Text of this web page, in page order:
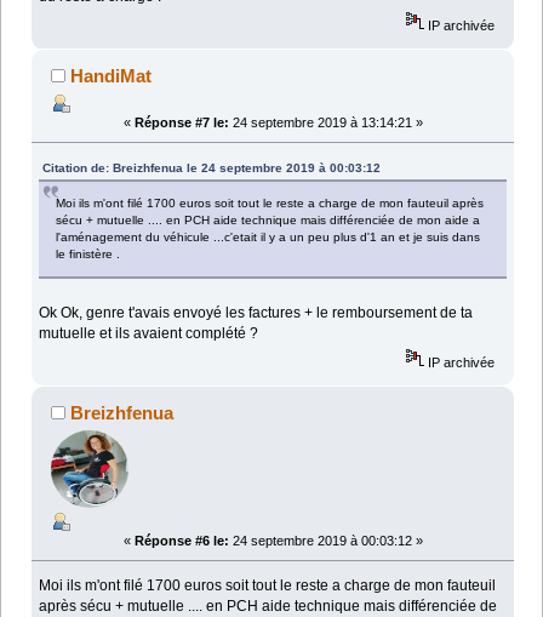
IP archivée
HandiMat
« Réponse #7 le: 24 septembre 2019 à 13:14:21 »
Citation de: Breizhfenua le 24 septembre 2019 à 00:03:12
Moi ils m'ont filé 1700 euros soit tout le reste a charge de mon fauteuil après
sécu + mutuelle .... en PCH aide technique mais différenciée de mon aide a
l'aménagement du véhicule ...c'etait il y a un peu plus d'1 an et je suis dans
le finistère .
Ok Ok, genre t'avais envoyé les factures + le remboursement de ta
mutuelle et ils avaient complété ?
IP archivée
Breizhfenua
« Réponse #6 le: 24 septembre 2019 à 00:03:12 »
Moi ils m'ont filé 1700 euros soit tout le reste a charge de mon fauteuil
après sécu + mutuelle .... en PCH aide technique mais différenciée de